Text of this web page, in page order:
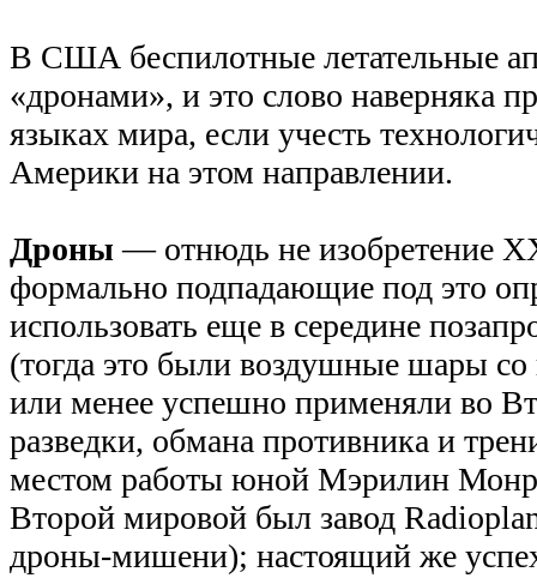
В США беспилотные летательные
«дронами», и это слово наверняка
языках мира, если учесть
Америки на этом направлении.
Дроны— отнюдь не изобретение
формально подпадающие под это
использовать еще в середине
(тогда это были воздушные шары со
или менее успешно применяли во
разведки, обмана противника и
местом работы юной Мэрилин
Второй мировой был завод
дроны-мишени); настоящий же